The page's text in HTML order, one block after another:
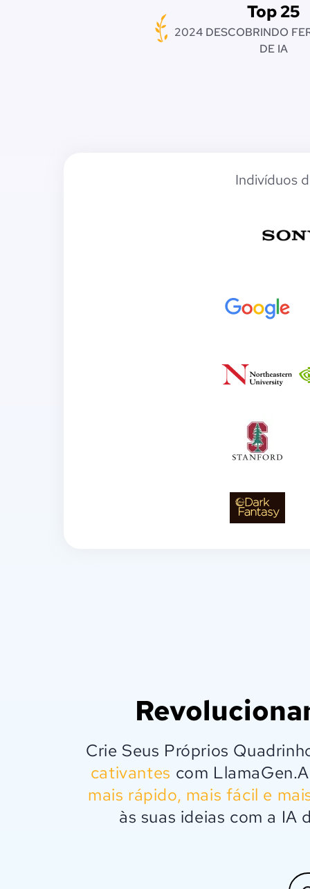
Top 25
2024 DESCOBRINDO
DE IA
Indivíduos
Crie Seus Próprios
cativantes com
mais rápido, mais fácil e
às suas ideias com a IA